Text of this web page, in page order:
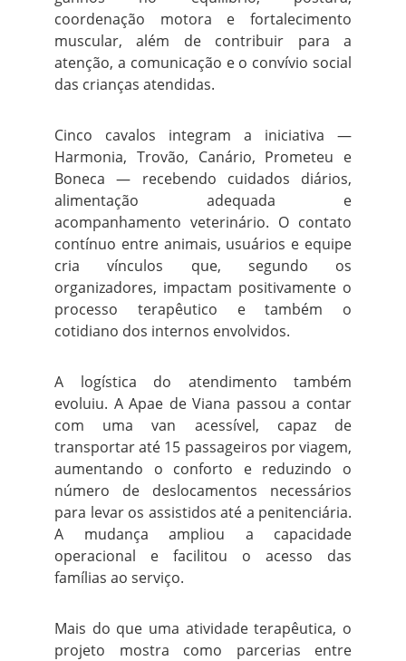
coordenação motora e fortalecimento
muscular, além de contribuir para a
atenção, a comunicação e o convívio social
das crianças atendidas.
Cinco cavalos integram a iniciativa —
Harmonia, Trovão, Canário, Prometeu e
Boneca — recebendo cuidados diários,
alimentação adequada e
acompanhamento veterinário. O contato
contínuo entre animais, usuários e equipe
cria vínculos que, segundo os
organizadores, impactam positivamente o
processo terapêutico e também o
cotidiano dos internos envolvidos.
A logística do atendimento também
evoluiu. A Apae de Viana passou a contar
com uma van acessível, capaz de
transportar até 15 passageiros por viagem,
aumentando o conforto e reduzindo o
número de deslocamentos necessários
para levar os assistidos até a penitenciária.
A mudança ampliou a capacidade
operacional e facilitou o acesso das
famílias ao serviço.
Mais do que uma atividade terapêutica, o
projeto mostra como parcerias entre